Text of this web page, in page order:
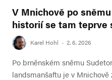
V Mnichově po
historií se tam teprve
Karel Hohl · 2. 6. 2026
Po brněnském sněmu
landsmanšaftu je v